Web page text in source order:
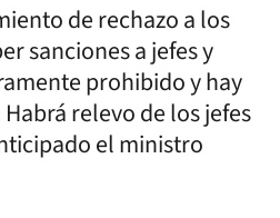
de rechazo a los
sanciones a jefes y
prohibido y hay
relevo de los jefes
el ministro